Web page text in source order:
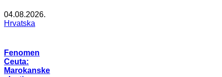
04.08.2026.
Hrvatska
Fenomen
Ceuta:
Marokanske